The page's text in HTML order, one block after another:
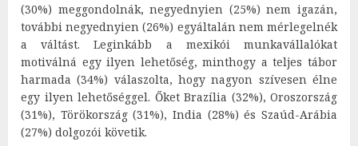
(30%) meggondolnák, negyednyien (25%) nem igazán,
további negyednyien (26%) egyáltalán nem mérlegelnék
a váltást. Leginkább a mexikói munkavállalókat
motiválná egy ilyen lehetőség, minthogy a teljes tábor
harmada (34%) válaszolta, hogy nagyon szívesen élne
egy ilyen lehetőséggel. Őket Brazília (32%), Oroszország
(31%), Törökország (31%), India (28%) és Szaúd-Arábia
(27%) dolgozói követik.